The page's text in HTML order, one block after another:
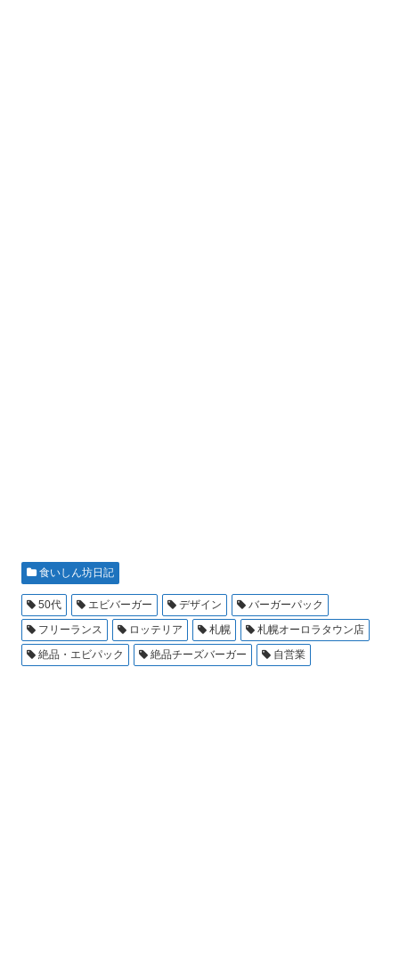
食いしん坊日記
50代 エビバーガー デザイン
バーガーパック
フリーランス
ロッテリア 札幌
札幌オーロラタウン店
絶品・エビパック
絶品チーズバーガー 自営業